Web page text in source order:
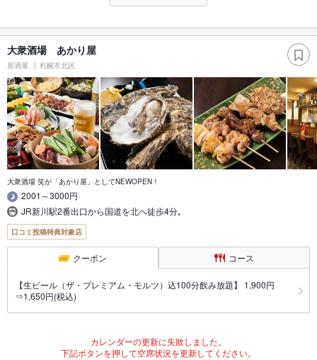
大衆酒場 あかり屋
居酒屋 札幌市北区
大衆酒場 笑が「あかり屋」としてNEWOPEN！
2001～3000円
JR新川駅2番出口から国道を北へ徒歩4分｡
口コミ投稿特典対象店
クーポン コース
【生ビール（ザ・プレミアム・モルツ）込100分飲み放題】 1,900円
⇒1,650円(税込)
カレンダーの更新に失敗しました。
下記ボタンを押して空席状況を更新してください。